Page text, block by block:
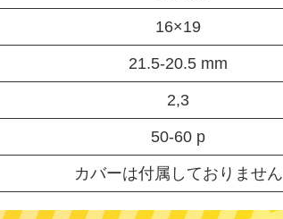
16×19
21.5-20.5 mm
2,3
50-60 p
カバーは付属しておりません